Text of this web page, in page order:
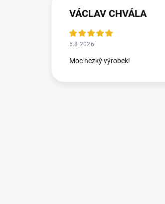
VÁCLAV CHVÁLA
6.8.2026
Moc hezký výrobek!